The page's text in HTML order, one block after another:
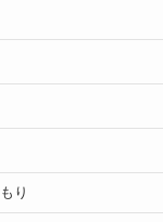
り